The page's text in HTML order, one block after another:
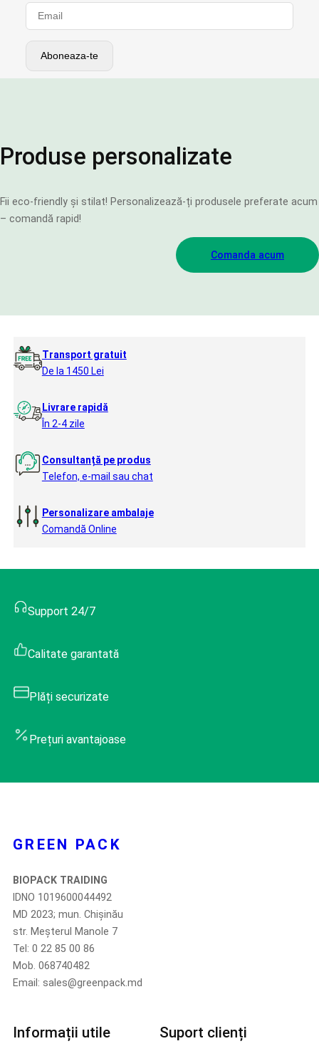
Produse personalizate
Fii eco-friendly și stilat! Personalizează-ți produsele preferate acum
– comandă rapid!
Comanda acum
Transport gratuit
De la 1450 Lei
Livrare rapidă
În 2-4 zile
Consultanță pe produs
Telefon, e-mail sau chat
Personalizare ambalaje
Comandă Online
Support 24/7
Calitate garantată
Plăți securizate
Prețuri avantajoase
GREEN PACK
BIOPACK TRAIDING
IDNO 1019600044492
MD 2023; mun. Chișinău
str. Meșterul Manole 7
Tel: 0 22 85 00 86
Mob. 068740482
Email: sales@greenpack.md
Informații utile Suport clienți